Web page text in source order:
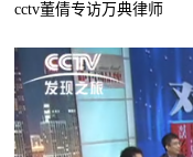
cctv董倩专访万典律师